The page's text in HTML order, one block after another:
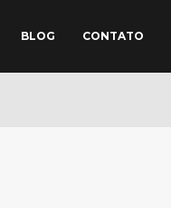
BLOG CONTATO